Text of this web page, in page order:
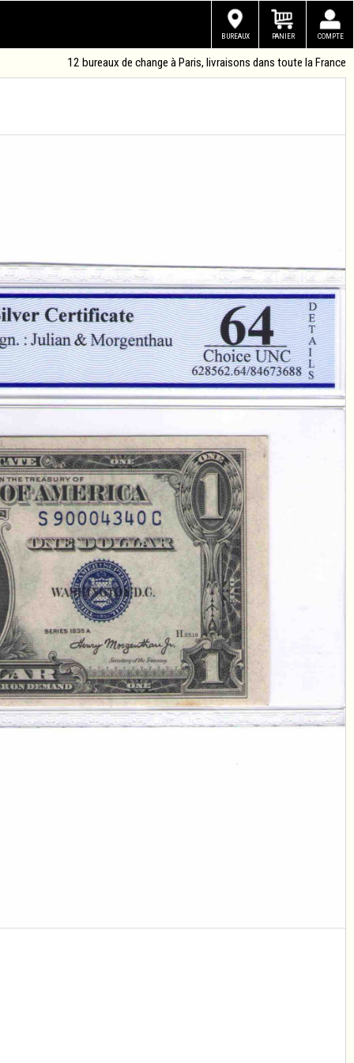
COMPTE
PANIER
BUREAUX
12 bureaux de change à Paris, livraisons dans toute la France